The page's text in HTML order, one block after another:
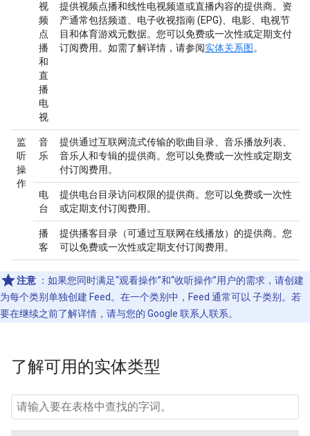
视
频
点
播
和
直
播
电
视
提供视频点播和线性电视频道或直播内容的提供商。资
产通常包括频道、电子收视指南 (EPG)、电影、电视节
目和体育游戏元数据。您可以免费或一次性或定期支付
订阅费用。如需了解详情，请参阅实体关系图 。
监
听
操
作
音
乐
提供通过互联网流式传输的歌曲目录、音乐播放列表、
音乐人和专辑的提供商。您可以免费或一次性或定期支
付订阅费用。
电
台
提供电台目录访问权限的提供商。您可以免费或一次性
或定期支付订阅费用。
播
客
提供播客目录（可通过互联网在线播放）的提供商。您
可以免费或一次性或定期支付订阅费用。
注意 ：如果您同时满足“观看操作”和“收听操作”用户的需求，请创建
为每个类别单独创建 Feed。在一个类别中，Feed 通常可以 子类别。若
要在继续之前了解详情，请与您的 Google 联系人联系。
了解可用的实体类型